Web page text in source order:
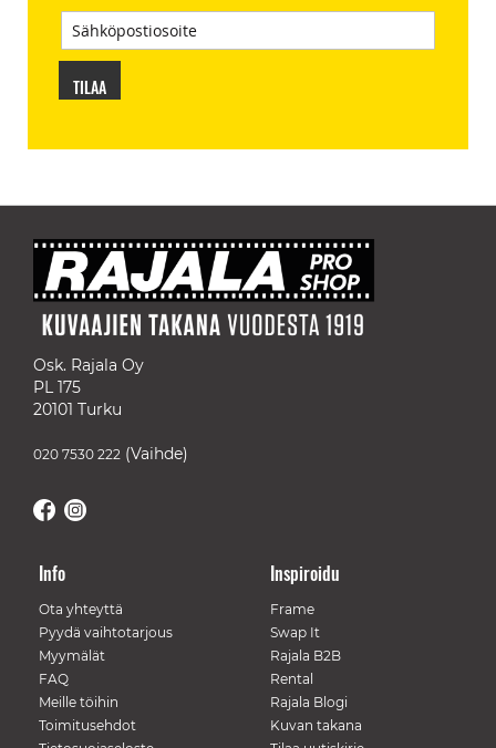
TILAA
Osk. Rajala Oy
PL 175
20101 Turku
020 7530 222 (Vaihde)
Info
Ota yhteyttä
Pyydä vaihtotarjous
Myymälät
FAQ
Meille töihin
Toimitusehdot
Inspiroidu
Frame
Swap It
Rajala B2B
Rental
Rajala Blogi
Kuvan takana